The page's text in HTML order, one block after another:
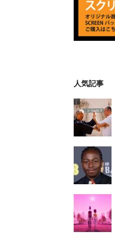
人気記事